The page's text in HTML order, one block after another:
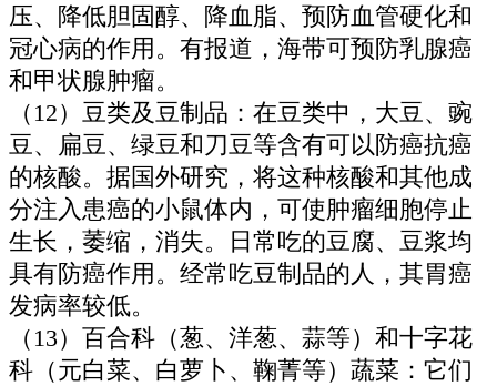
压、降低胆固醇、降血脂、预防血管硬化和
冠心病的作用。有报道，海带可预防乳腺癌
和甲状腺肿瘤。
（12）豆类及豆制品：在豆类中，大豆、豌
豆、扁豆、绿豆和刀豆等含有可以防癌抗癌
的核酸。据国外研究，将这种核酸和其他成
分注入患癌的小鼠体内，可使肿瘤细胞停止
生长，萎缩，消失。日常吃的豆腐、豆浆均
具有防癌作用。经常吃豆制品的人，其胃癌
发病率较低。
（13）百合科（葱、洋葱、蒜等）和十字花
科（元白菜、白萝卜、鞠菁等）蔬菜：它们